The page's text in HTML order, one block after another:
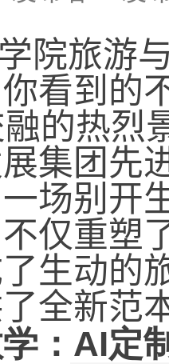
院旅游
看到的
融的热烈
集团先
场别开
仅重塑
生动的
全新范
： AI定